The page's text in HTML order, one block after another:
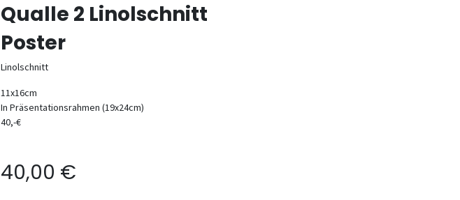
Qualle 2 Linolschnitt
Poster
Linolschnitt
11x16cm
In Präsentationsrahmen (19x24cm)
40,-€
40,00 €